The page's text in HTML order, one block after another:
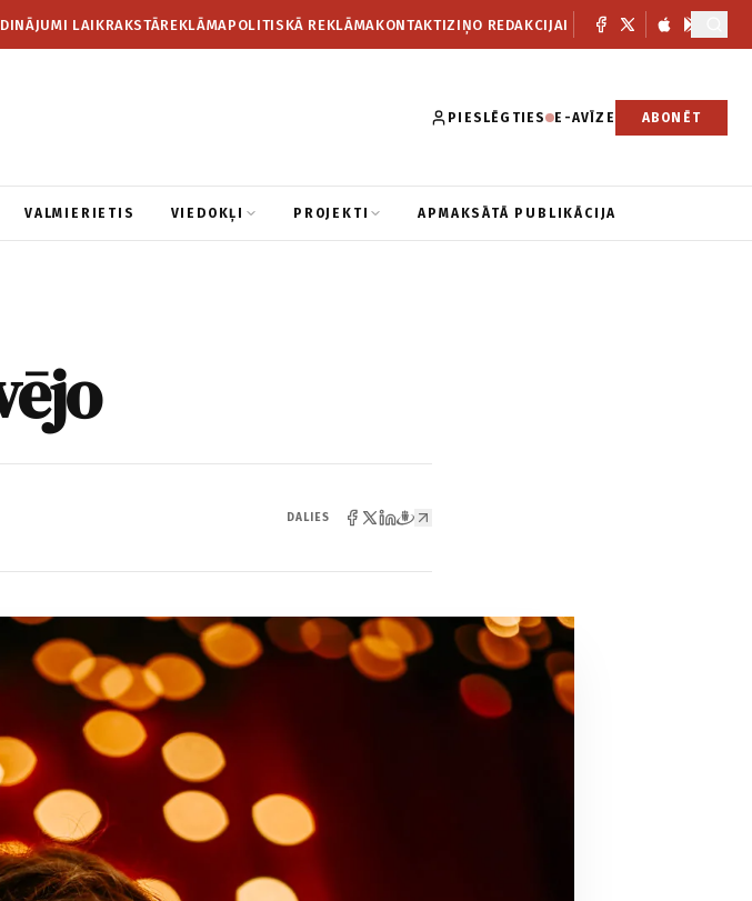
LAIKRAKSTĀREKLĀMAPOLITISKĀ REKLĀMAKONTAKTIZIŅO REDAKCIJAI
PIESLĒGTIES E-AVĪZE ABONĒT
VALMIERIETIS VIEDOKĻI PROJEKTI APMAKSĀTĀ PUBLIKĀCIJA
DALIES